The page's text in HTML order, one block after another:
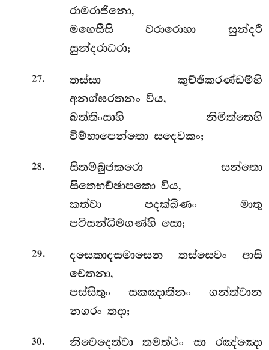
රාමරාජිනො,
මහෙසීසි වරාරොහා සුන්දරී
සුන්දරාධරා;
27.
තස්සා කුච්ඡිකරණ්ඩම්හි
අනග්ඝරතනං විය,
ඛත්තිංසාහි නිමිත්තෙහි
විම්හාපෙන්තො සදෙවකං;
28.
සිතම්බුජකරො සන්තො
සිතෙභච්ඡාපකො විය,
කත්වා පදක්ඛිණං මාතු
පටිසන්ධිමගණ්හි සො;
29.
දසෙකාදසමාසෙන තස්සෙවං ආසි
චෙතනා,
පස්සිතුං සකඤාතීනං ගන්ත්වාන
නගරං තදා;
30.
නිවෙදෙත්වා තමත්ථං සා රඤ්ඤො